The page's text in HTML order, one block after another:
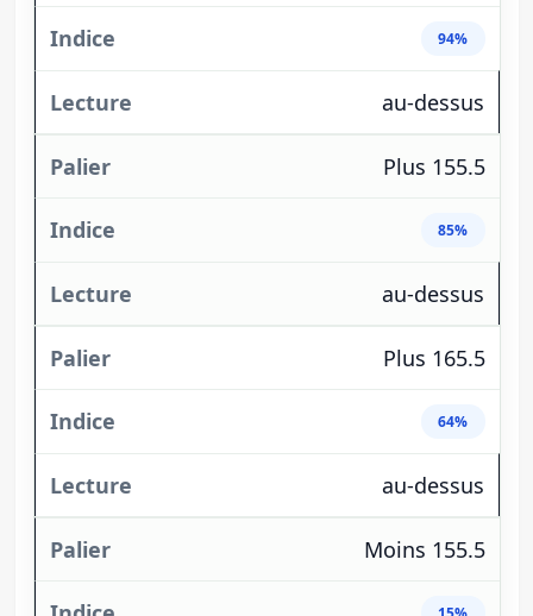
94%
au-dessus
Plus 155.5
85%
au-dessus
Plus 165.5
64%
au-dessus
Moins 155.5